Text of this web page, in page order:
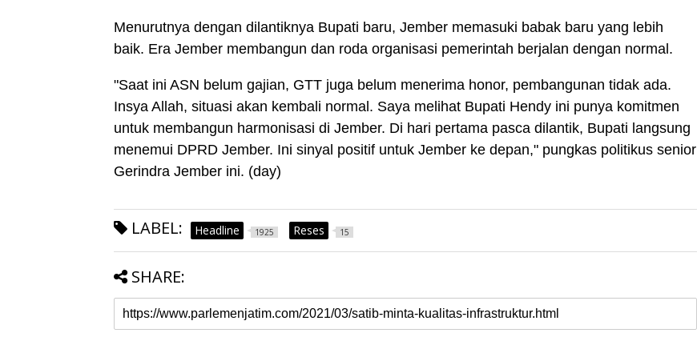
Menurutnya dengan dilantiknya Bupati baru, Jember memasuki babak baru yang lebih
baik. Era Jember membangun dan roda organisasi pemerintah berjalan dengan normal.
"Saat ini ASN belum gajian, GTT juga belum menerima honor, pembangunan tidak ada.
Insya Allah, situasi akan kembali normal. Saya melihat Bupati Hendy ini punya komitmen
untuk membangun harmonisasi di Jember. Di hari pertama pasca dilantik, Bupati langsung
menemui DPRD Jember. Ini sinyal positif untuk Jember ke depan," pungkas politikus senior
Gerindra Jember ini. (day)
LABEL: Headline 1925 Reses 15
SHARE: